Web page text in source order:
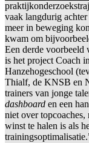
vaak langdurig
meer in beweging
kwam om
Een derde voorbeeld
is het project Coach
Hanzehogeschool
Thialf, de KNSB en
trainers van jonge
dashboard en een
niet over topcoaches,
winst te halen is als